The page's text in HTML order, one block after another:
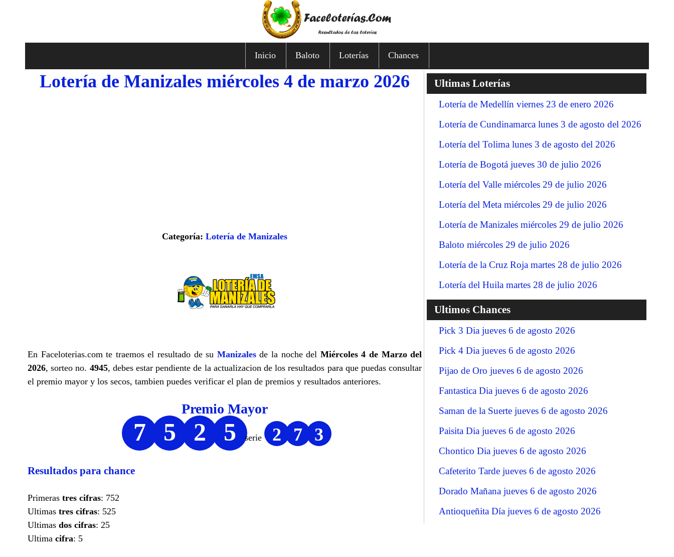
Inicio Baloto Loterías Chances
Lotería de Manizales miércoles 4 de marzo 2026
Categoría:Lotería de Manizales
En Faceloterias.com te traemos el resultado de su Manizalesde la noche del Miércoles 4 de Marzo del
2026, sorteo no. 4945, debes estar pendiente de la actualizacion de los resultados para que puedas consultar
el premio mayor y los secos, tambien puedes verificar el plan de premios y resultados anteriores.
Premio Mayor
7 5 2 5 serie 2 7 3
Resultados para chance
Primeras tres cifras: 752
Ultimas tres cifras: 525
Ultimas dos cifras: 25
Ultima cifra: 5
Ultimas Loterías
Lotería de Medellín viernes 23 de enero 2026
Lotería de Cundinamarca lunes 3 de agosto del 2026
Lotería del Tolima lunes 3 de agosto del 2026
Lotería de Bogotá jueves 30 de julio 2026
Lotería del Valle miércoles 29 de julio 2026
Lotería del Meta miércoles 29 de julio 2026
Lotería de Manizales miércoles 29 de julio 2026
Baloto miércoles 29 de julio 2026
Lotería de la Cruz Roja martes 28 de julio 2026
Lotería del Huila martes 28 de julio 2026
Ultimos Chances
Pick 3 Dia jueves 6 de agosto 2026
Pick 4 Dia jueves 6 de agosto 2026
Pijao de Oro jueves 6 de agosto 2026
Fantastica Dia jueves 6 de agosto 2026
Saman de la Suerte jueves 6 de agosto 2026
Paisita Dia jueves 6 de agosto 2026
Chontico Dia jueves 6 de agosto 2026
Cafeterito Tarde jueves 6 de agosto 2026
Dorado Mañana jueves 6 de agosto 2026
Antioqueñita Día jueves 6 de agosto 2026